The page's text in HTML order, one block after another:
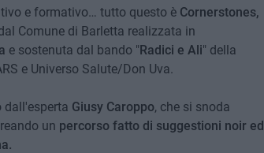
e formativo… tutto questo è Cornerstones,
Comune di Barletta realizzata in
e sostenuta dal bando "Radici e Ali" della
e Universo Salute/Don Uva.
dall'esperta Giusy Caroppo, che si snoda
un percorso fatto di suggestioni noir ed